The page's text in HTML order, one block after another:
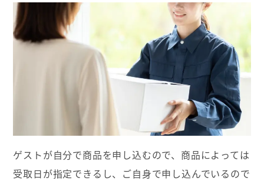
ゲストが自分で商品を申し込むので、商品によっては
受取日が指定できるし、ご自身で申し込んでいるので